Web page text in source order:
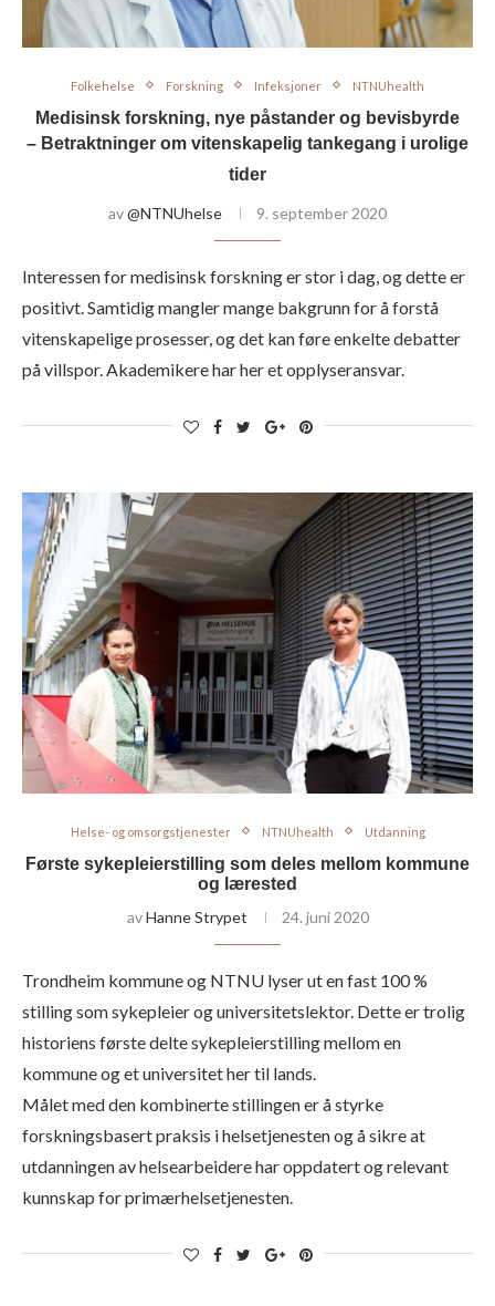
Folkehelse Forskning Infeksjoner NTNUhealth
Medisinsk forskning, nye påstander og bevisbyrde
– Betraktninger om vitenskapelig tankegang i urolige
tider
av@NTNUhelse 9. september 2020
Interessen for medisinsk forskning er stor i dag, og dette er
positivt. Samtidig mangler mange bakgrunn for å forstå
vitenskapelige prosesser, og det kan føre enkelte debatter
på villspor. Akademikere har her et opplyseransvar.
Helse- og omsorgstjenester NTNUhealth Utdanning
Første sykepleierstilling som deles mellom kommune
og lærested
avHanne Strypet 24. juni 2020
Trondheim kommune og NTNU lyser ut en fast 100 %
stilling som sykepleier og universitetslektor. Dette er trolig
historiens første delte sykepleierstilling mellom en
kommune og et universitet her til lands.
Målet med den kombinerte stillingen er å styrke
forskningsbasert praksis i helsetjenesten og å sikre at
utdanningen av helsearbeidere har oppdatert og relevant
kunnskap for primærhelsetjenesten.